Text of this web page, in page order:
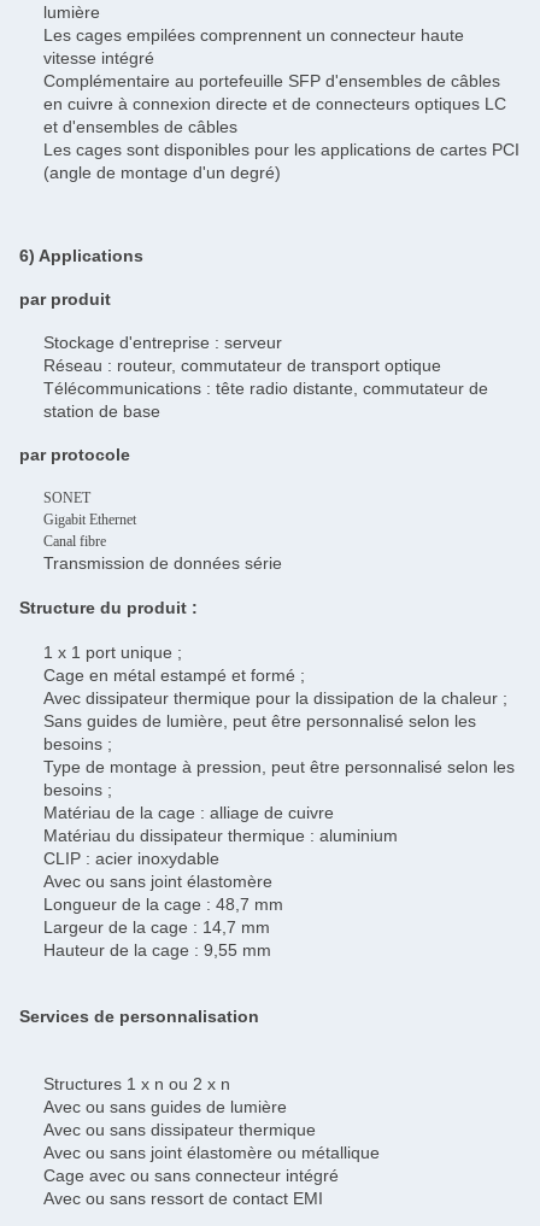
lumière
Les cages empilées comprennent un connecteur haute
vitesse intégré
Complémentaire au portefeuille SFP d'ensembles de câbles
en cuivre à connexion directe et de connecteurs optiques LC
et d'ensembles de câbles
Les cages sont disponibles pour les applications de cartes PCI
(angle de montage d'un degré)
6) Applications
par produit
Stockage d'entreprise : serveur
Réseau : routeur, commutateur de transport optique
Télécommunications : tête radio distante, commutateur de
station de base
par protocole
SONET
Gigabit Ethernet
Canal fibre
Transmission de données série
Structure du produit :
1 x 1 port unique ;
Cage en métal estampé et formé ;
Avec dissipateur thermique pour la dissipation de la chaleur ;
Sans guides de lumière, peut être personnalisé selon les
besoins ;
Type de montage à pression, peut être personnalisé selon les
besoins ;
Matériau de la cage : alliage de cuivre
Matériau du dissipateur thermique : aluminium
CLIP : acier inoxydable
Avec ou sans joint élastomère
Longueur de la cage : 48,7 mm
Largeur de la cage : 14,7 mm
Hauteur de la cage : 9,55 mm
Services de personnalisation
Structures 1 x n ou 2 x n
Avec ou sans guides de lumière
Avec ou sans dissipateur thermique
Avec ou sans joint élastomère ou métallique
Cage avec ou sans connecteur intégré
Avec ou sans ressort de contact EMI